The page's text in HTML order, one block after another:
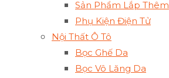
Sản Phẩm Lắp Thêm
Phụ Kiện Điện Tử
Nội Thất Ô Tô
Bọc Ghế Da
Bọc Vô Lăng Da